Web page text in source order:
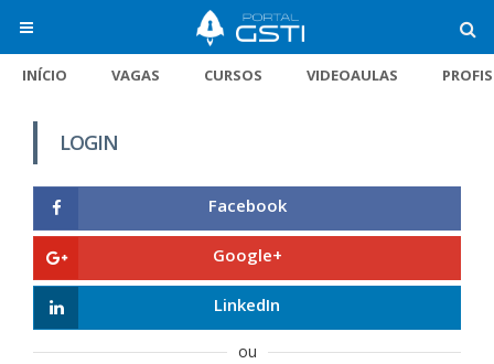
INÍCIO VAGAS CURSOS VIDEOAULAS
LOGIN
Facebook
Google+
LinkedIn
ou